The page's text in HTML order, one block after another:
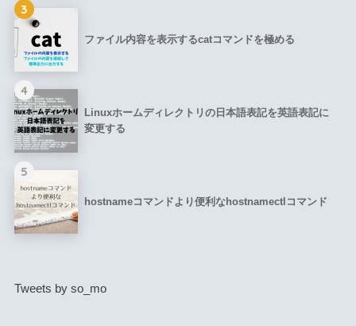
3
ファイル内容を表示するcatコマンドを極める
4
Linuxホームディレクトリの日本語表記を英語表記に
変更する
5
hostnameコマンドより便利なhostnamectlコマンド
Tweets by so_mo